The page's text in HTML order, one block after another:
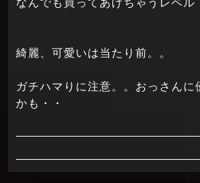
なんでも買ってあげちゃうレベル
綺麗、可愛いは当たり前。。
ガチハマりに注意。。おっさんに
かも・・